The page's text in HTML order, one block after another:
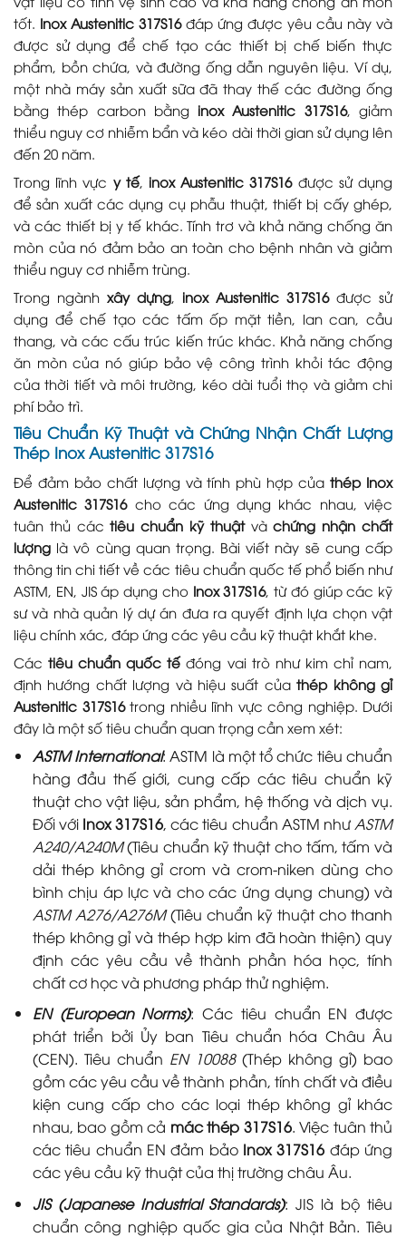
tốt. Inox Austenitic 317S16đáp ứng được yêu cầu này và
được sử dụng để chế tạo các thiết bị chế biến thực
phẩm, bồn chứa, và đường ống dẫn nguyên liệu. Ví dụ,
một nhà máy sản xuất sữa đã thay thế các đường ống
bằng thép carbon bằng inox Austenitic 317S16, giảm
thiểu nguy cơ nhiễm bẩn và kéo dài thời gian sử dụng lên
đến 20 năm.
Trong lĩnh vực y tế, inox Austenitic 317S16được sử dụng
để sản xuất các dụng cụ phẫu thuật, thiết bị cấy ghép,
và các thiết bị y tế khác. Tính trơ và khả năng chống ăn
mòn của nó đảm bảo an toàn cho bệnh nhân và giảm
thiểu nguy cơ nhiễm trùng.
Trong ngành xây dựng, inox Austenitic 317S16được sử
dụng để chế tạo các tấm ốp mặt tiền, lan can, cầu
thang, và các cấu trúc kiến trúc khác. Khả năng chống
ăn mòn của nó giúp bảo vệ công trình khỏi tác động
của thời tiết và môi trường, kéo dài tuổi thọ và giảm chi
phí bảo trì.
Tiêu Chuẩn Kỹ Thuật và Chứng Nhận Chất Lượng
Thép Inox Austenitic 317S16
Để đảm bảo chất lượng và tính phù hợp củathép Inox
Austenitic 317S16cho các ứng dụng khác nhau, việc
tuân thủ cáctiêu chuẩn kỹ thuậtvàchứng nhận chất
lượng là vô cùng quan trọng. Bài viết này sẽ cung cấp
thông tin chi tiết về các tiêu chuẩn quốc tế phổ biến như
ASTM, EN, JIS áp dụng cho Inox 317S16, từ đó giúp các kỹ
sư và nhà quản lý dự án đưa ra quyết định lựa chọn vật
liệu chính xác, đáp ứng các yêu cầu kỹ thuật khắt khe.
Cáctiêu chuẩn quốc tếđóng vai trò như kim chỉ nam,
định hướng chất lượng và hiệu suất củathép không gỉ
Austenitic 317S16trong nhiều lĩnh vực công nghiệp. Dưới
đây là một số tiêu chuẩn quan trọng cần xem xét:
ASTM International: ASTM là một tổ chức tiêu chuẩn
hàng đầu thế giới, cung cấp các tiêu chuẩn kỹ
thuật cho vật liệu, sản phẩm, hệ thống và dịch vụ.
Đối với Inox 317S16, các tiêu chuẩn ASTM như ASTM
A240/A240M(Tiêu chuẩn kỹ thuật cho tấm, tấm và
dải thép không gỉ crom và crom-niken dùng cho
bình chịu áp lực và cho các ứng dụng chung) và
ASTM A276/A276M(Tiêu chuẩn kỹ thuật cho thanh
thép không gỉ và thép hợp kim đã hoàn thiện) quy
định các yêu cầu về thành phần hóa học, tính
chất cơ học và phương pháp thử nghiệm.
EN (European Norms): Các tiêu chuẩn EN được
phát triển bởi Ủy ban Tiêu chuẩn hóa Châu Âu
(CEN). Tiêu chuẩn EN 10088(Thép không gỉ) bao
gồm các yêu cầu về thành phần, tính chất và điều
kiện cung cấp cho các loại thép không gỉ khác
nhau, bao gồm cả mác thép 317S16. Việc tuân thủ
các tiêu chuẩn EN đảm bảo Inox 317S16 đáp ứng
các yêu cầu kỹ thuật của thị trường châu Âu.
JIS (Japanese Industrial Standards): JIS là bộ tiêu
chuẩn công nghiệp quốc gia của Nhật Bản. Tiêu